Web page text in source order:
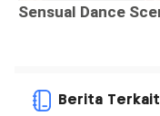
Berita Terkait